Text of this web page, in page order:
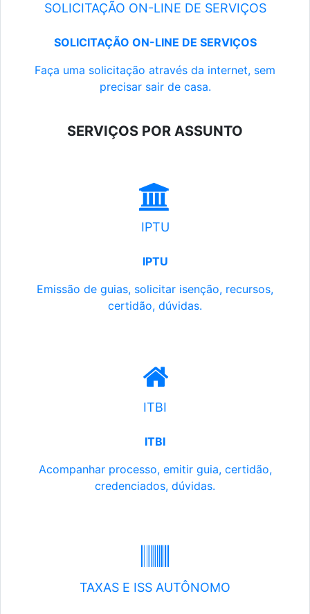
SOLICITAÇÃO ON-LINE DE SERVIÇOS
SOLICITAÇÃO ON-LINE DE SERVIÇOS
Faça uma solicitação através da internet, sem
precisar sair de casa.
SERVIÇOS POR ASSUNTO
IPTU
IPTU
Emissão de guias, solicitar isenção, recursos,
certidão, dúvidas.
ITBI
ITBI
Acompanhar processo, emitir guia, certidão,
credenciados, dúvidas.
TAXAS E ISS AUTÔNOMO